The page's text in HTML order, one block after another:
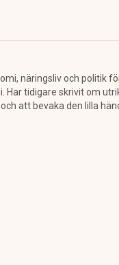
näringsliv och politik
Har tidigare skrivit om
att bevaka den lilla